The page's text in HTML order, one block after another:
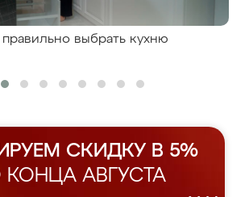
правильно выбрать кухню
СКИДКУ В 5%
АВГУСТА